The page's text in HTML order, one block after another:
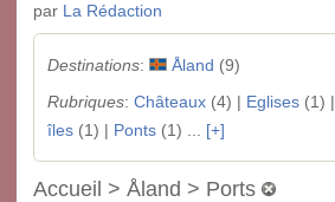
par La Rédaction
Destinations: Åland (9)
Rubriques: Châteaux(4) | Eglises(1) |
îles(1) | Ponts(1) ... [+]
Accueil > Åland > Ports